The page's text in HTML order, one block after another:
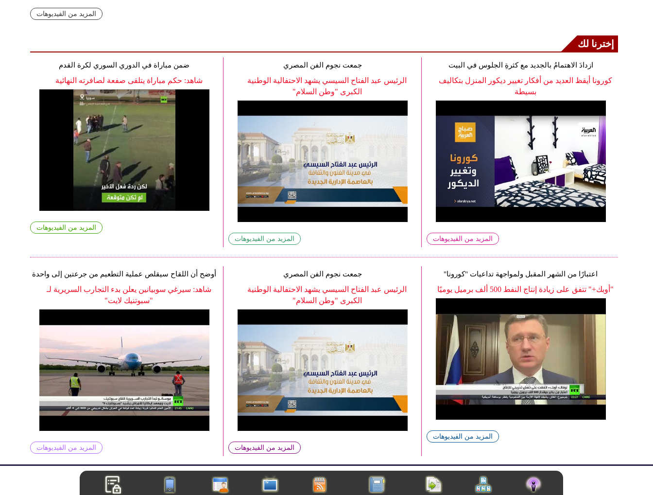
المزيد من الفيديوهات
إخترنا لك
ضمن مباراة في الدوري السوري لكرة القدم
شاهد: حكم مباراة يتلقى صفعة لصافرته النهائية
المزيد من الفيديوهات
جمعت نجوم الفن المصري
الرئيس عبد الفتاح السيسي يشهد الاحتفالية الوطنية
الكبرى "وطن السلام"
المزيد من الفيديوهات
ازدادَ الاهتمامُ بالجديد مع كثرةِ الجلوس في البيت
كورونا أيقظ العديد من أفكار تغيير ديكور المنزل بتكاليف
بسيطة
المزيد من الفيديوهات
أوضح أن اللقاح سيقلص عملية التطعيم من جرعتين إلى واحدة
شاهد: سيرغي سوبيانين يعلن بدء التجارب السريرية لـ
"سبوتنيك لايت"
المزيد من الفيديوهات
جمعت نجوم الفن المصري
الرئيس عبد الفتاح السيسي يشهد الاحتفالية الوطنية
الكبرى "وطن السلام"
المزيد من الفيديوهات
اعتبارًا من الشهر المقبل ولمواجهة تداعيات "كورونا"
"أوبك+" تتفق على زيادة إنتاج النفط 500 ألف برميل يوميًا
المزيد من الفيديوهات